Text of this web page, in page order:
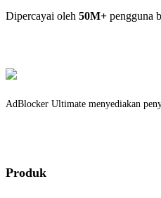
Dipercayai oleh 50M+ pengguna
AdBlocker Ultimate menyediakan
Produk